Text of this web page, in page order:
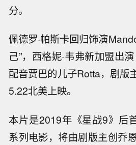
分。
佩德罗·帕斯卡回归饰演
己”，西格妮·韦弗新加盟出
配音贾巴的儿子Rotta，剧版
5.22北美上映。
本片是2019年《星战9》后
系列电影，将由剧版主创乔